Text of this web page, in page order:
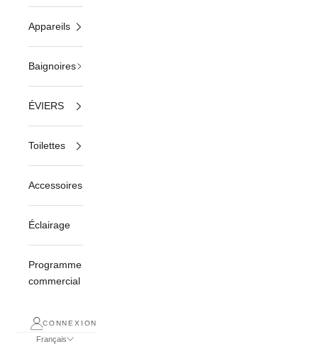
Appareils
Baignoires
ÉVIERS
Toilettes
Accessoires
Éclairage
Programme
commercial
CONNEXION
Français